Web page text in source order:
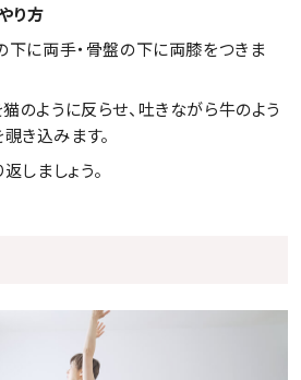
り方
下に両手・骨盤の下に両膝をつきま
のように反らせ、吐きながら牛のよう
き込みます。
しましょう。